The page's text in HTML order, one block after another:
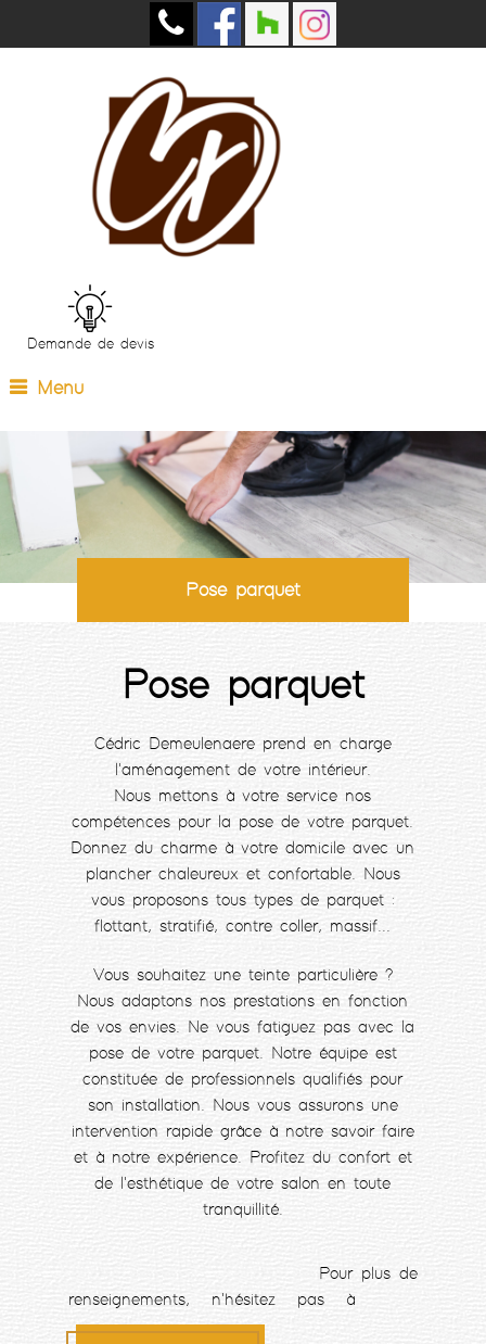
Demande de devis
Menu
Pose parquet
Pose parquet
Cédric Demeulenaere prend en charge
l'aménagement de votre intérieur.
Nous mettons à votre service nos
compétences pour la pose de votre parquet.
Donnez du charme à votre domicile avec un
plancher chaleureux et confortable. Nous
vous proposons tous types de parquet :
flottant, stratifié, contre coller, massif...
Vous souhaitez une teinte particulière ?
Nous adaptons nos prestations en fonction
de vos envies. Ne vous fatiguez pas avec la
pose de votre parquet. Notre équipe est
constituée de professionnels qualifiés pour
son installation. Nous vous assurons une
intervention rapide grâce à notre savoir faire
et à notre expérience. Profitez du confort et
de l'esthétique de votre salon en toute
tranquillité.
Pour plus de
renseignements, n'hésitez pas à